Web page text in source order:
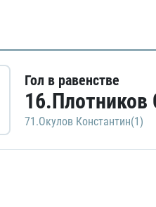
Гол в равенстве
16.Плотников
71.Окулов Константин(1)